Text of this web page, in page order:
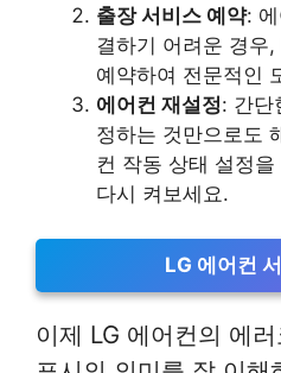
출장 서비스 예약:
결하기 어려운 경우
예약하여 전문적인
에어컨 재설정: 간단
정하는 것만으로도
컨 작동 상태 설정
다시 켜보세요.
LG 에어컨
이제 LG 에어컨의 에